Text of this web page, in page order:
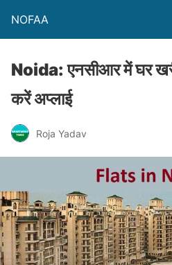
NOFAA
Noida: एनसीआर में घर
करें अप्लाई
Roja Yadav